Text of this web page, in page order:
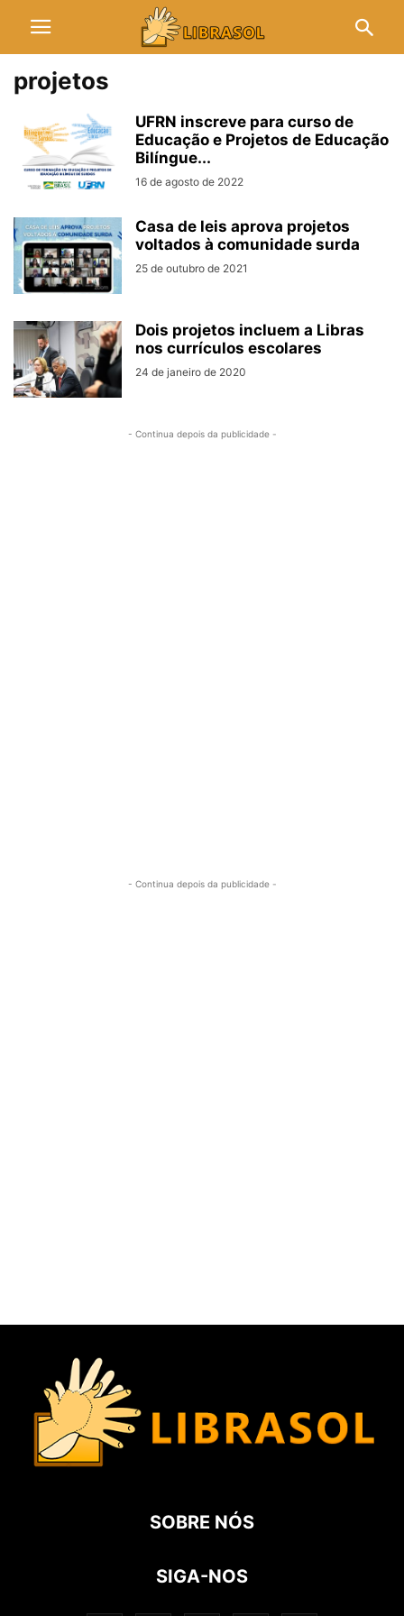
projetos
UFRN inscreve para curso de
Educação e Projetos de Educação
Bilíngue...
16 de agosto de 2022
Casa de leis aprova projetos
voltados à comunidade surda
25 de outubro de 2021
Dois projetos incluem a Libras
nos currículos escolares
24 de janeiro de 2020
- Continua depois da publicidade -
- Continua depois da publicidade -
SOBRE NÓS
SIGA-NOS